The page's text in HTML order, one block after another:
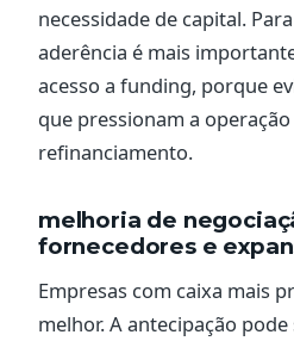
necessidade de capital.
aderência é mais
acesso a funding, porque
que pressionam a
refinanciamento.
melhoria de
fornecedores e
Empresas com caixa mais
melhor. A antecipação